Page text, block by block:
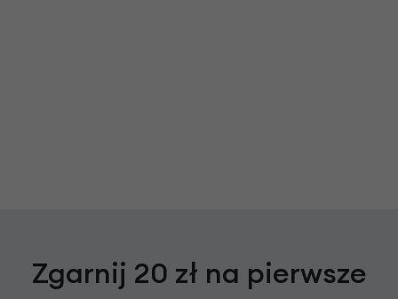
Zgarnij 20 zł na pierwsze